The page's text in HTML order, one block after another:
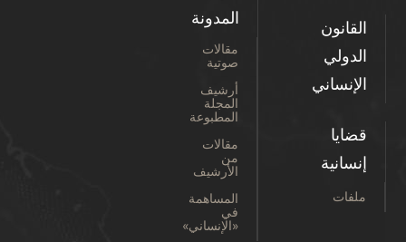
القانون
الدولي
الإنساني
قضايا
إنسانية
ملفات
المدونة
مقالات
صوتية
أرشيف
المجلة
المطبوعة
مقالات
من
الأرشيف
المساهمة
في
«الإنساني»